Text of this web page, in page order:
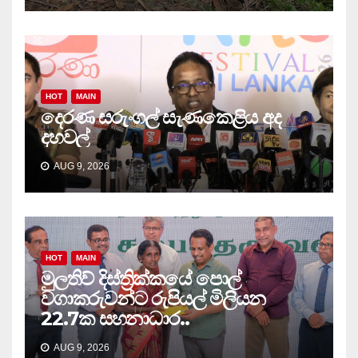
HOT MAIN
දෙරණ සරුංගල් සැණකෙළිය අද
දහවල්
AUG 9, 2026
HOT MAIN
මුලතිව් දිස්ත්‍රික්කයේ පොල්
වගාකරුවන්ට රුපියල් මිලියන
22.7ක සහනාධාර..
AUG 9, 2026